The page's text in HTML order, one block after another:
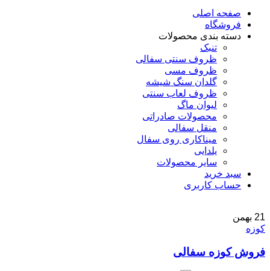
صفحه اصلی
فروشگاه
دسته بندی محصولات
تنبک
ظروف سنتی سفالی
ظروف مسی
گلدان سنگ شیشه
ظروف لعاب سنتی
لیوان ماگ
محصولات صادراتی
منقل سفالی
میناکاری روی سفال
یلدایی
سایر محصولات
سبد خرید
حساب کاربری
21 بهمن
کوزه
فروش کوزه سفالی